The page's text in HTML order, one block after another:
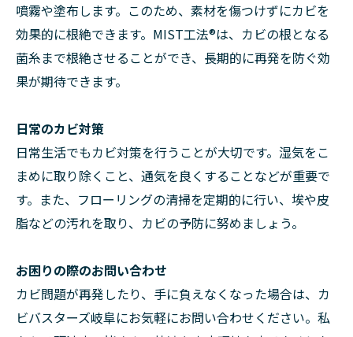
噴霧や塗布します。このため、素材を傷つけずにカビを
効果的に根絶できます。MIST工法®は、カビの根となる
菌糸まで根絶させることができ、長期的に再発を防ぐ効
果が期待できます。
日常のカビ対策
日常生活でもカビ対策を行うことが大切です。湿気をこ
まめに取り除くこと、通気を良くすることなどが重要で
す。また、フローリングの清掃を定期的に行い、埃や皮
脂などの汚れを取り、カビの予防に努めましょう。
お困りの際のお問い合わせ
カビ問題が再発したり、手に負えなくなった場合は、カ
ビバスターズ岐阜にお気軽にお問い合わせください。私